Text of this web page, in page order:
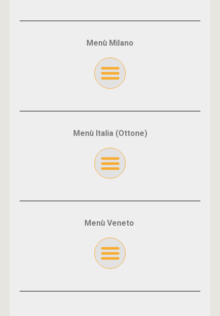
Menù Milano
Menù Italia (Ottone)
Menù Veneto